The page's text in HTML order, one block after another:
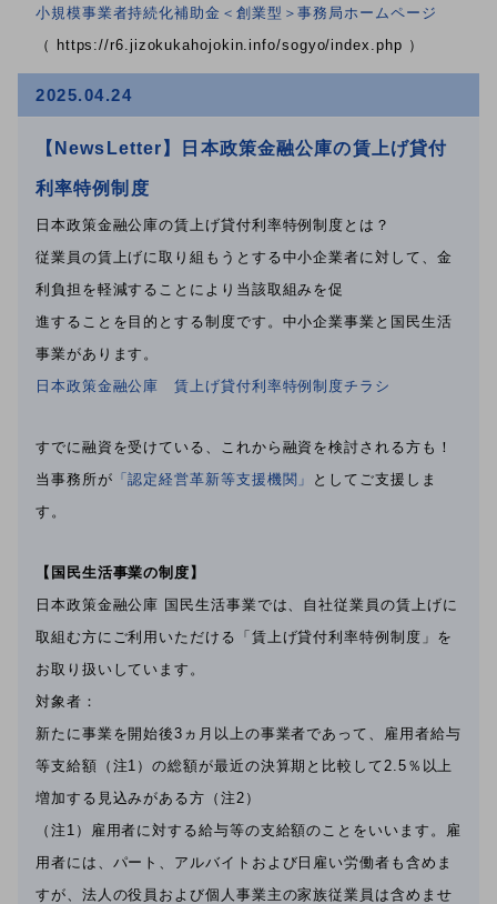
小規模事業者持続化補助金＜創業型＞事務局ホームページ
（ https://r6.jizokukahojokin.info/sogyo/index.php ）
2025.04.24
【NewsLetter】日本政策金融公庫の賃上げ貸付
利率特例制度
日本政策金融公庫の賃上げ貸付利率特例制度とは？
従業員の賃上げに取り組もうとする中小企業者に対して、金
利負担を軽減することにより当該取組みを促
進することを目的とする制度です。中小企業事業と国民生活
事業があります。
日本政策金融公庫 賃上げ貸付利率特例制度チラシ
すでに融資を受けている、これから融資を検討される方も！
当事務所が 「認定経営革新等支援機関」
としてご支援しま
す。
【国民生活事業の制度】
日本政策金融公庫 国民生活事業では、自社従業員の賃上げに
取組む方にご利用いただける「賃上げ貸付利率特例制度」を
お取り扱いしています。
対象者：
新たに事業を開始後3ヵ月以上の事業者であって、雇用者給与
等支給額（注1）の総額が最近の決算期と比較して2.5％以上
増加する見込みがある方（注2）
（注1）雇用者に対する給与等の支給額のことをいいます。雇
用者には、パート、アルバイトおよび日雇い労働者も含めま
すが、法人の役員および個人事業主の家族従業員は含めませ